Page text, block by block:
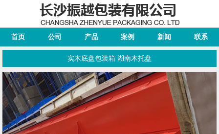
首页 公司 产品 案例 新闻 联系
实木底盘包装箱 湖南木托盘